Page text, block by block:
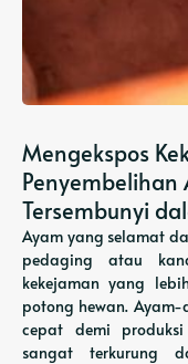
Mengekspos
Penyembelihan
Tersembunyi
Ayam yang selamat
pedaging atau
kekejaman yang
potong hewan.
cepat demi
sangat terkurung